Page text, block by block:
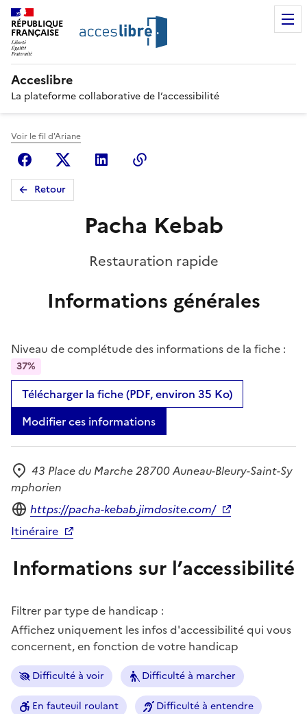
RÉPUBLIQUE
FRANÇAISE
Acceslibre
La plateforme collaborative de l’accessibilité
Voir le fil d'Ariane
FacebookX (anciennement Twitter)
Linkedin
Retour
Pacha Kebab
Restauration rapide
Informations générales
Niveau de complétude des informations de la fiche :
37%
Télécharger la fiche (PDF, environ 35 Ko)
Modifier ces informations
Adresse
43 Place du Marche 28700 Auneau-Bleury-Saint-Sy
mphorien
Site internet
https://pacha-kebab.jimdosite.com/
Itinéraire
Informations sur l’accessibilité
Filtrer par type de handicap :
Affichez uniquement les infos d'accessibilité qui vous
concernent, en fonction de votre handicap
Difficulté à voir Difficulté à marcher
En fauteuil roulant Difficulté à entendre